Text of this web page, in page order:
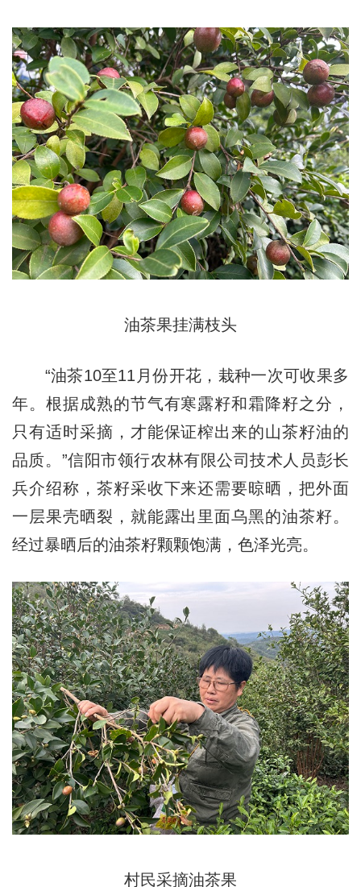
油茶果挂满枝头
“油茶10至11月份开花，栽种一次可收果多
年。根据成熟的节气有寒露籽和霜降籽之分，
只有适时采摘，才能保证榨出来的山茶籽油的
品质。”信阳市领行农林有限公司技术人员彭长
兵介绍称，茶籽采收下来还需要晾晒，把外面
一层果壳晒裂，就能露出里面乌黑的油茶籽。
经过暴晒后的油茶籽颗颗饱满，色泽光亮。
村民采摘油茶果